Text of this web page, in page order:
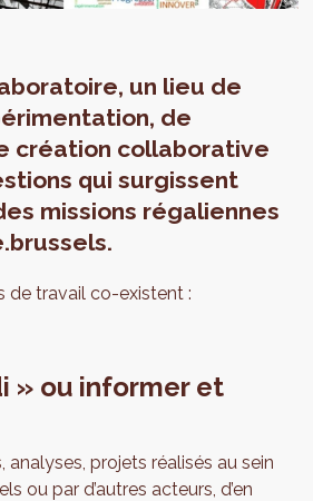
un lieu de
de
création collaborative
qui surgissent
missions régaliennes
de travail co-existent :
» ou informer et
analyses, projets réalisés au sein
ou par d’autres acteurs, d’en